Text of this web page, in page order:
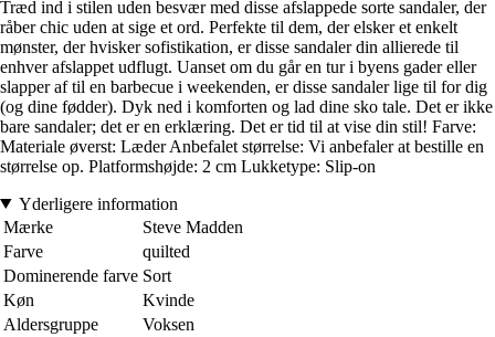
Træd ind i stilen uden besvær med disse afslappede sorte sandaler, der
råber chic uden at sige et ord. Perfekte til dem, der elsker et enkelt
mønster, der hvisker sofistikation, er disse sandaler din allierede til
enhver afslappet udflugt. Uanset om du går en tur i byens gader eller
slapper af til en barbecue i weekenden, er disse sandaler lige til for dig
(og dine fødder). Dyk ned i komforten og lad dine sko tale. Det er ikke
bare sandaler; det er en erklæring. Det er tid til at vise din stil! Farve:
Materiale øverst: Læder Anbefalet størrelse: Vi anbefaler at bestille en
størrelse op. Platformshøjde: 2 cm Lukketype: Slip-on
Yderligere information
Mærke
Steve Madden
Farve
quilted
Dominerende farve Sort
Køn
Kvinde
Aldersgruppe
Voksen